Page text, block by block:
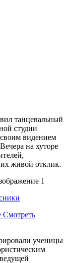
танцевальный
студии
видением
на хуторе
живой отклик.
Смотреть
ученицы